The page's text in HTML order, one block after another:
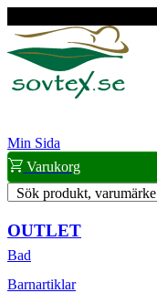
Min Sida
Varukorg
Sök produkt, varumärke
OUTLET
Bad
Barnartiklar